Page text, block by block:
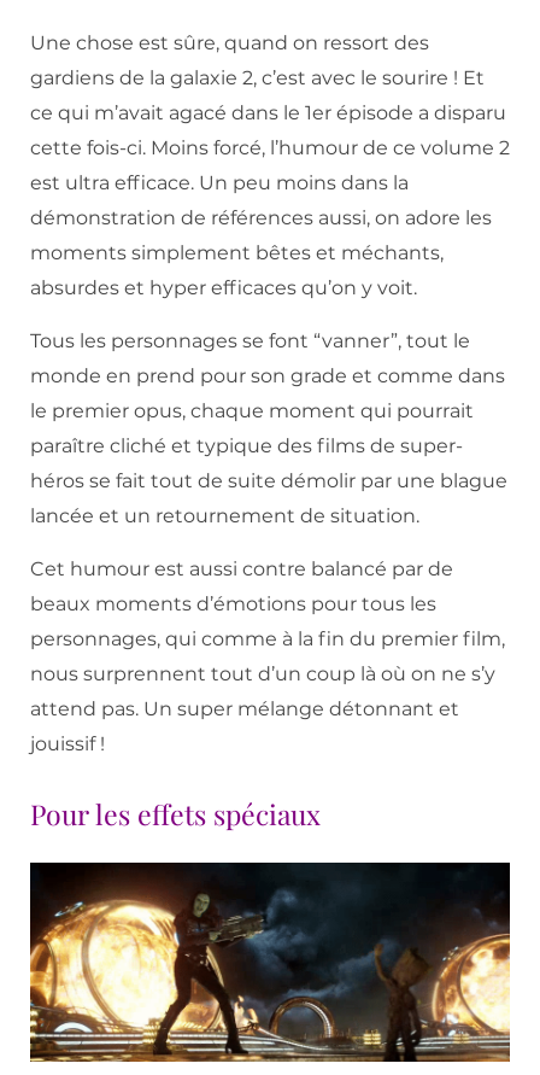
Une chose est sûre, quand on ressort des
gardiens de la galaxie 2, c’est avec le sourire ! Et
ce qui m’avait agacé dans le 1er épisode a disparu
cette fois-ci. Moins forcé, l’humour de ce volume 2
est ultra efficace. Un peu moins dans la
démonstration de références aussi, on adore les
moments simplement bêtes et méchants,
absurdes et hyper efficaces qu’on y voit.
Tous les personnages se font “vanner”, tout le
monde en prend pour son grade et comme dans
le premier opus, chaque moment qui pourrait
paraître cliché et typique des films de super-
héros se fait tout de suite démolir par une blague
lancée et un retournement de situation.
Cet humour est aussi contre balancé par de
beaux moments d’émotions pour tous les
personnages, qui comme à la fin du premier film,
nous surprennent tout d’un coup là où on ne s’y
attend pas. Un super mélange détonnant et
jouissif !
Pour les effets spéciaux